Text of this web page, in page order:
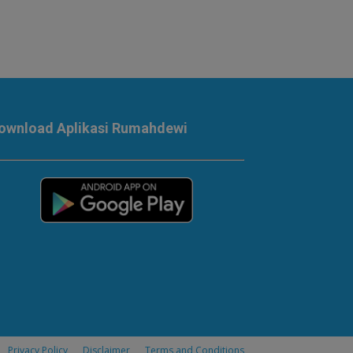
Aplikasi Rumahdewi
Privacy Policy Disclaimer Terms and Conditions